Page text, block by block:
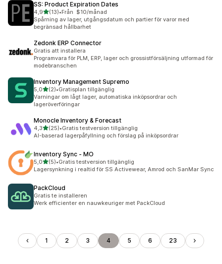
SS: Product Expiration Dates
4,9av 5 stjärnor
(13)
13 recensioner totalt
•Från $10/månad
Spårning av lager, utgångsdatum och partier för varor med
begränsad hållbarhet
Zedonk ERP Connector
Gratis att installera
Programvara för PLM, ERP, lager och grossistförsäljning utformad för
modebranschen
Inventory Management Supremo
5,0av 5 stjärnor
(2)
2 recensioner totalt
•Gratisplan tillgänglig
Varningar om lågt lager, automatiska inköpsordrar och
lageröverföringar
Monocle Inventory & Forecast
4,3av 5 stjärnor
(25)
25 recensioner totalt
•Gratis testversion tillgänglig
AI-baserad lagerpåfyllning och förslag på inköpsordrar
Inventory Sync ‑ MO
5,0av 5 stjärnor
(5)
5 recensioner totalt
•Gratis testversion tillgänglig
Lagersynkning i realtid för SS Activewear, Amrod och SanMar Sync
PackCloud
Gratis te installeren
Werk efficienter en nauwkeuriger met PackCloud
1 2 3 4 5 6 23